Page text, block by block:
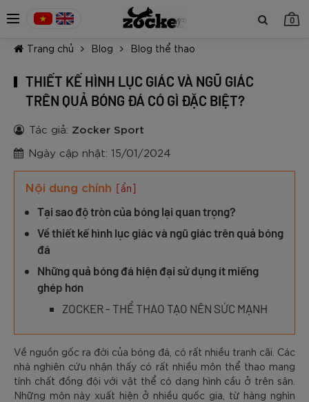
0
Trang chủ Blog Blog thể thao
THIẾT KẾ HÌNH LỤC GIÁC VÀ NGŨ GIÁC
TRÊN QUẢ BÓNG ĐÁ CÓ GÌ ĐẶC BIỆT?
Tác giả: Zocker Sport
Ngày cập nhật: 15/01/2024
Nội dung chính [ẩn]
Tại sao độ tròn của bóng lại quan trọng?
Về thiết kế hình lục giác và ngũ giác trên quả bóng
đá
Những quả bóng đá hiện đại sử dụng ít miếng
ghép hơn
ZOCKER - THỂ THAO TẠO NÊN SỨC MẠNH
Về nguồn gốc ra đời của bóng đá, có rất nhiều tranh cãi. Các
nhà nghiên cứu nhận thấy có rất nhiều môn thể thao mang
tính chất đồng đội với vật thể có dạng hình cầu ở trên sân.
Những môn này xuất hiện ở nhiều quốc gia, từ hàng nghìn